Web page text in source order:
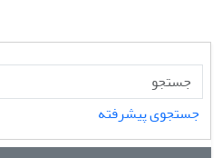
جستجوی پیشرفته